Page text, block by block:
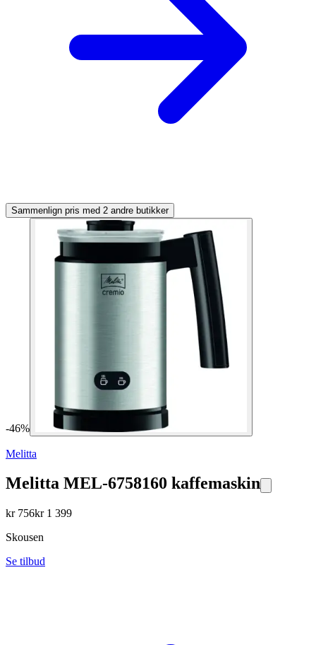
Sammenlign pris med 2 andre butikker
-46%
Melitta
Melitta MEL-6758160 kaffemaskin
kr 756kr 1 399
Skousen
Se tilbud